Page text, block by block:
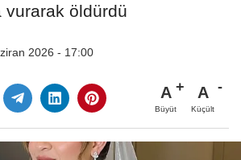
vurarak öldürdü
2026 - 17:00
A
Büyüt
A
Küçült